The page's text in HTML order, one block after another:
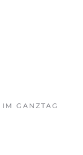
GANZTAG